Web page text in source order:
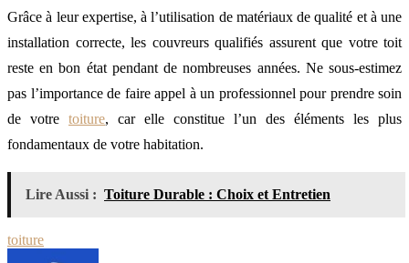
Grâce à leur expertise, à l’utilisation de matériaux de qualité et à une
installation correcte, les couvreurs qualifiés assurent que votre toit
reste en bon état pendant de nombreuses années. Ne sous-estimez
pas l’importance de faire appel à un professionnel pour prendre soin
de votre toiture, car elle constitue l’un des éléments les plus
fondamentaux de votre habitation.
Lire Aussi : Toiture Durable : Choix et Entretien
toiture